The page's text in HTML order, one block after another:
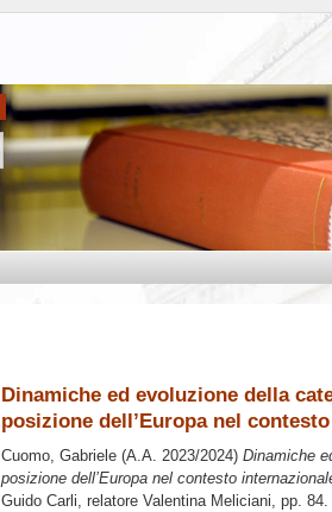
Dinamiche ed evoluzione della
posizione dell’Europa nel
Cuomo, Gabriele (A.A. 2023/2024) Dinamiche
posizione dell’Europa nel contesto
Guido Carli, relatore Valentina Meliciani, pp. 84.